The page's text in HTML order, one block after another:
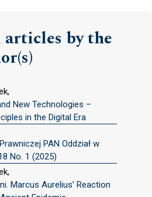
by the
New Technologies –
in the Digital Era
PAN Oddział w
No. 1 (2025)
Marcus Aurelius’ Reaction